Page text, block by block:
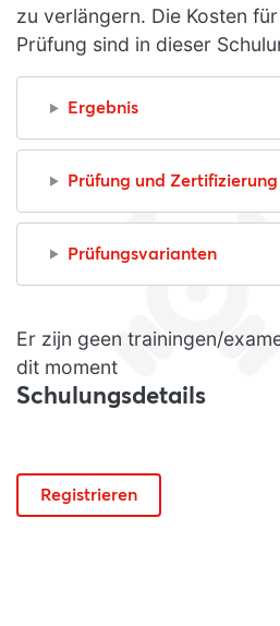
zu verlängern. Die Kosten
Prüfung sind in dieser
Ergebnis
Prüfung und Zertifizierung
Prüfungsvarianten
Er zijn geen trainingen/
dit moment
Schulungsdetails
Registrieren